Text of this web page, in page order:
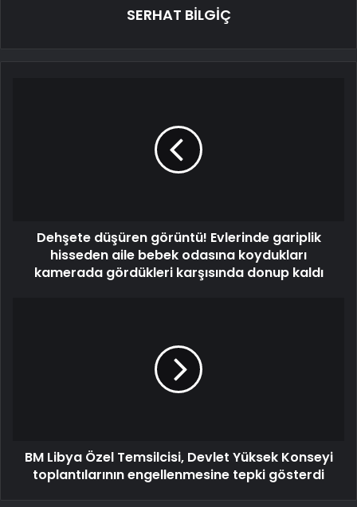
SERHAT BİLGİÇ
Dehşete düşüren görüntü! Evlerinde gariplik
hisseden aile bebek odasına koydukları
kamerada gördükleri karşısında donup kaldı
BM Libya Özel Temsilcisi, Devlet Yüksek Konseyi
toplantılarının engellenmesine tepki gösterdi